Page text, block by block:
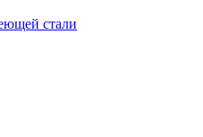
стали